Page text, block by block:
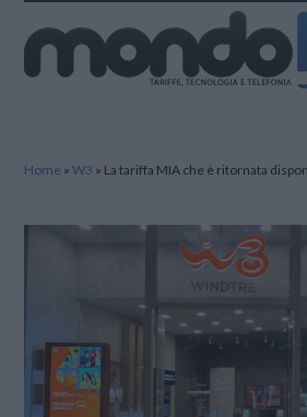
Home »W3 » La tariffa MIA che è ritornata